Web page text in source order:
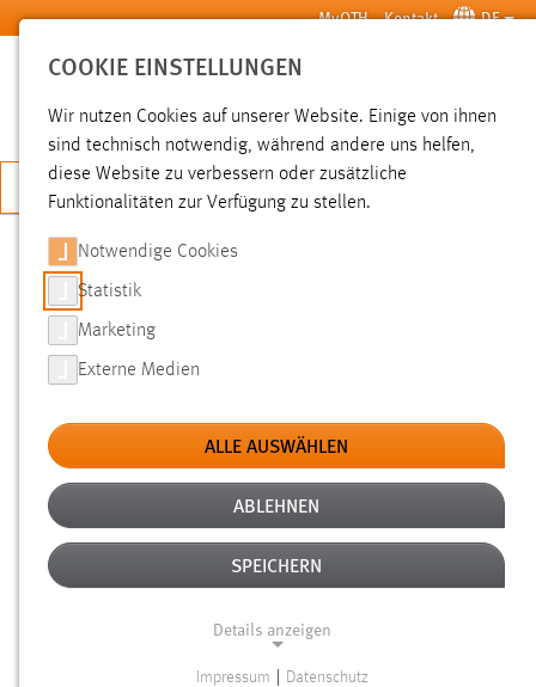
Zum Hauptinhalt springen MyOTH Kontakt DE
SUCHE
JETZT BEWERBEN
SUCHE
FILTER
Typ
Erstellungsdatum
Alter
COOKIE EINSTELLUNGEN
Wir nutzen Cookies auf unserer Website. Einige von ihnen
sind technisch notwendig, während andere uns helfen,
diese Website zu verbessern oder zusätzliche
Funktionalitäten zur Verfügung zu stellen.
Notwendige Cookies
Statistik
Marketing
Externe Medien
ALLE AUSWÄHLEN
ABLEHNEN
SPEICHERN
Details anzeigen
Impressum Datenschutz